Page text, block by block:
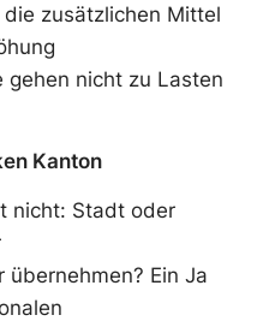
zusätzlichen Mittel
gehen nicht zu Lasten
Kanton
nicht: Stadt oder
Ein Ja